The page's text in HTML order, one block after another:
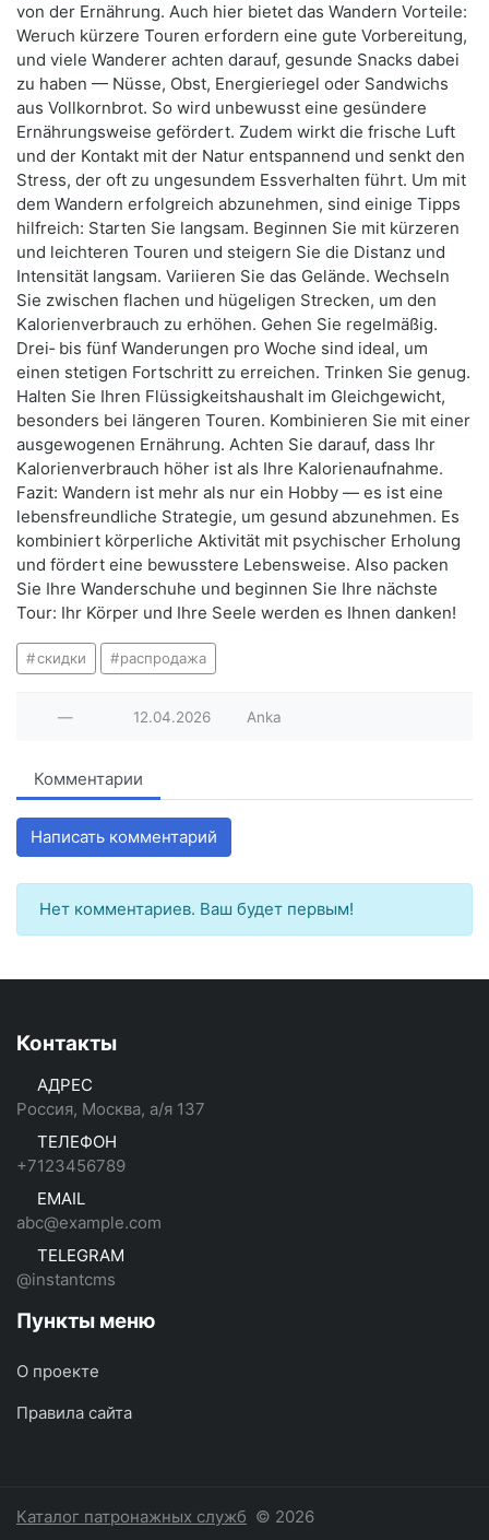
von der Ernährung. Auch hier bietet das Wandern Vorteile:
Weruch kürzere Touren erfordern eine gute Vorbereitung,
und viele Wanderer achten darauf, gesunde Snacks dabei
zu haben — Nüsse, Obst, Energieriegel oder Sandwichs
aus Vollkornbrot. So wird unbewusst eine gesündere
Ernährungsweise gefördert. Zudem wirkt die frische Luft
und der Kontakt mit der Natur entspannend und senkt den
Stress, der oft zu ungesundem Essverhalten führt. Um mit
dem Wandern erfolgreich abzunehmen, sind einige Tipps
hilfreich: Starten Sie langsam. Beginnen Sie mit kürzeren
und leichteren Touren und steigern Sie die Distanz und
Intensität langsam. Variieren Sie das Gelände. Wechseln
Sie zwischen flachen und hügeligen Strecken, um den
Kalorienverbrauch zu erhöhen. Gehen Sie regelmäßig.
Drei‑ bis fünf Wanderungen pro Woche sind ideal, um
einen stetigen Fortschritt zu erreichen. Trinken Sie genug.
Halten Sie Ihren Flüssigkeitshaushalt im Gleichgewicht,
besonders bei längeren Touren. Kombinieren Sie mit einer
ausgewogenen Ernährung. Achten Sie darauf, dass Ihr
Kalorienverbrauch höher ist als Ihre Kalorienaufnahme.
Fazit: Wandern ist mehr als nur ein Hobby — es ist eine
lebensfreundliche Strategie, um gesund abzunehmen. Es
kombiniert körperliche Aktivität mit psychischer Erholung
und fördert eine bewusstere Lebensweise. Also packen
Sie Ihre Wanderschuhe und beginnen Sie Ihre nächste
Tour: Ihr Körper und Ihre Seele werden es Ihnen danken!
скидки распродажа
— 12.04.2026 Anka
Комментарии
Написать комментарий
Нет комментариев. Ваш будет первым!
Контакты
АДРЕС
Россия, Москва, а/я 137
ТЕЛЕФОН
+7123456789
EMAIL
abc@example.com
TELEGRAM
@instantcms
Пункты меню
О проекте
Правила сайта
Каталог патронажных служб © 2026